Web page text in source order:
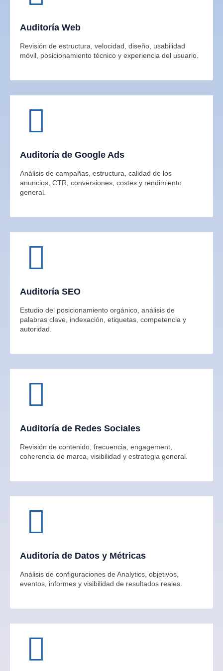
Auditoría Web
Revisión de estructura, velocidad, diseño, usabilidad
móvil, posicionamiento técnico y experiencia del usuario.
Auditoría de Google Ads
Análisis de campañas, estructura, calidad de los
anuncios, CTR, conversiones, costes y rendimiento
general.
Auditoría SEO
Estudio del posicionamiento orgánico, análisis de
palabras clave, indexación, etiquetas, competencia y
autoridad.
Auditoría de Redes Sociales
Revisión de contenido, frecuencia, engagement,
coherencia de marca, visibilidad y estrategia general.
Auditoría de Datos y Métricas
Análisis de configuraciones de Analytics, objetivos,
eventos, informes y visibilidad de resultados reales.